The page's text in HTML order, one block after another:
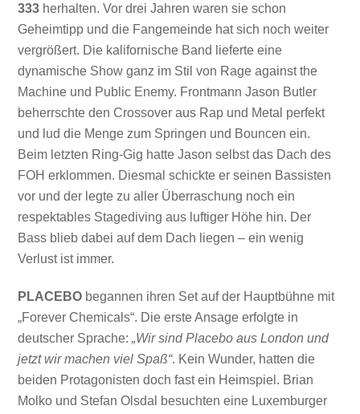
333 herhalten. Vor drei Jahren waren sie schon
Geheimtipp und die Fangemeinde hat sich noch weiter
vergrößert. Die kalifornische Band lieferte eine
dynamische Show ganz im Stil von Rage against the
Machine und Public Enemy. Frontmann Jason Butler
beherrschte den Crossover aus Rap und Metal perfekt
und lud die Menge zum Springen und Bouncen ein.
Beim letzten Ring-Gig hatte Jason selbst das Dach des
FOH erklommen. Diesmal schickte er seinen Bassisten
vor und der legte zu aller Überraschung noch ein
respektables Stagediving aus luftiger Höhe hin. Der
Bass blieb dabei auf dem Dach liegen – ein wenig
Verlust ist immer.
PLACEBO begannen ihren Set auf der Hauptbühne mit
„Forever Chemicals“. Die erste Ansage erfolgte in
deutscher Sprache:„Wir sind Placebo aus London und
jetzt wir machen viel Spaß“. Kein Wunder, hatten die
beiden Protagonisten doch fast ein Heimspiel. Brian
Molko und Stefan Olsdal besuchten eine Luxemburger